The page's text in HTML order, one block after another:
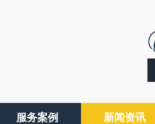
服务案例 新闻资讯